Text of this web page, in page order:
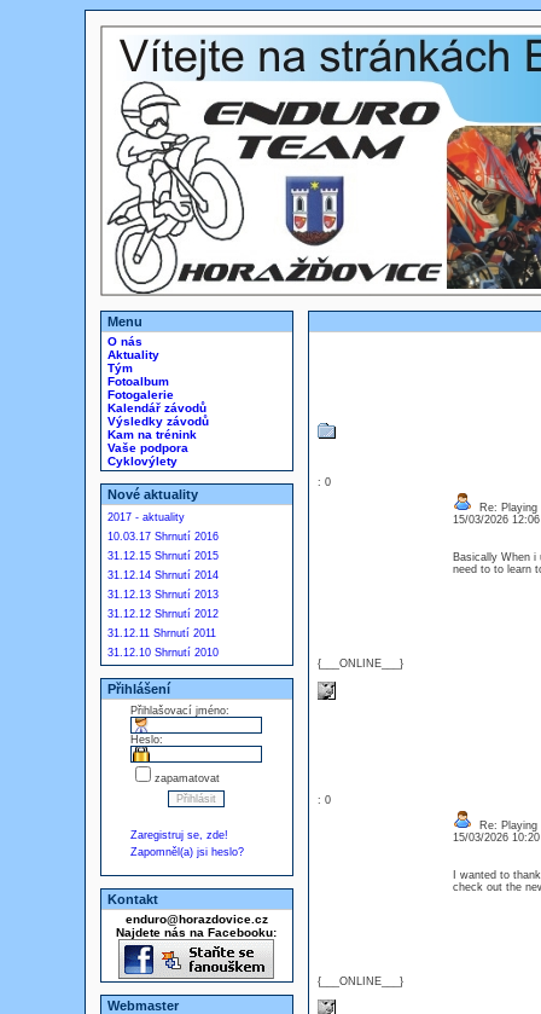
Menu
O nás
Aktuality
Tým
Fotoalbum
Fotogalerie
Kalendář závodů
Výsledky závodů
Kam na trénink
Vaše podpora
Cyklovýlety
Nové aktuality
2017 - aktuality
10.03.17 Shrnutí 2016
31.12.15 Shrnutí 2015
31.12.14 Shrnutí 2014
31.12.13 Shrnutí 2013
31.12.12 Shrnutí 2012
31.12.11 Shrnutí 2011
31.12.10 Shrnutí 2010
Přihlášení
Přihlašovací jméno:
Heslo:
zapamatovat
Zaregistruj se, zde!
Zapomněl(a) jsi heslo?
Kontakt
enduro@horazdovice.cz
Najdete nás na Facebooku:
Webmaster
: 0
{___ONLINE___}
Re: Playing
15/03/2026
Basically When i
need to to learn
: 0
{___ONLINE___}
Re: Playing
15/03/2026
I wanted to
check out the